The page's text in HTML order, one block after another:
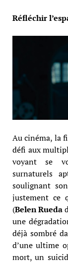
Réfléchir
Au cinéma, la
défi aux
voyant se
surnaturels
soulignant
justement ce
(Belen Rueda
une
déjà sombré
d’une ultime
mort, un